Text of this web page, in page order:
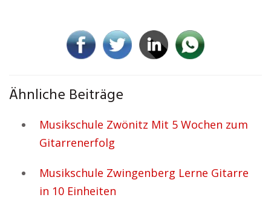
Ähnliche Beiträge
Musikschule Zwönitz Mit 5 Wochen zum
Gitarrenerfolg
Musikschule Zwingenberg Lerne Gitarre
in 10 Einheiten